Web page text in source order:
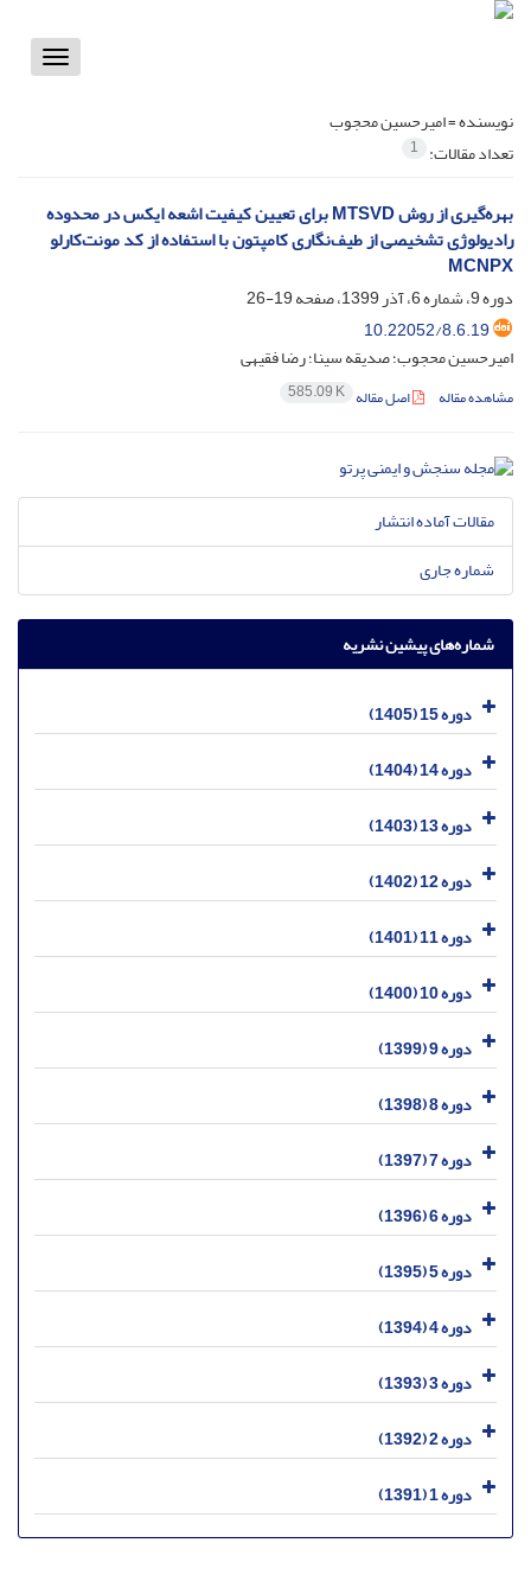
Toggle
نویسنده =امیرحسین محجوب
تعداد مقالات: 1
بهره‌گیری از روش MTSVD برای تعیین کیفیت اشعه ایکس در محدوده
رادیولوژی تشخیصی از طیف‌نگاری کامپتون با استفاده از کد مونت‌کارلو
MCNPX
دوره 9، شماره 6، آذر 1399، صفحه
19-26
10.22052/8.6.19
امیرحسین محجوب؛ صدیقه سینا؛ رضا فقیهی
مشاهده مقاله اصل مقاله 585.09 K
مقالات آماده انتشار
شماره جاری
شماره‌های پیشین نشریه
دوره 15 (1405)
دوره 14 (1404)
دوره 13 (1403)
دوره 12 (1402)
دوره 11 (1401)
دوره 10 (1400)
دوره 9 (1399)
دوره 8 (1398)
دوره 7 (1397)
دوره 6 (1396)
دوره 5 (1395)
دوره 4 (1394)
دوره 3 (1393)
دوره 2 (1392)
دوره 1 (1391)